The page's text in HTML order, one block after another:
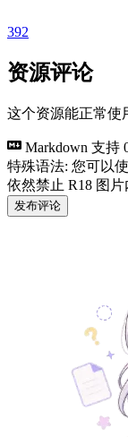
392
资源评论
这个资源能正常使
Markdown 支持
特殊语法: 您可以
依然禁止 R18 图片
发布评论